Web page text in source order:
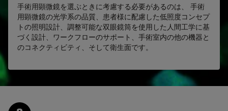
手術用顕微鏡を選ぶときに考慮する必要があるのは、 手術
用顕微鏡の光学系の品質、患者様に配慮した低照度コンセプ
トの照明設計、調整可能な双眼鏡筒を使用した人間工学に基
づく設計、ワークフローのサポート、手術室内の他の機器と
のコネクティビティ、そして衛生面です。